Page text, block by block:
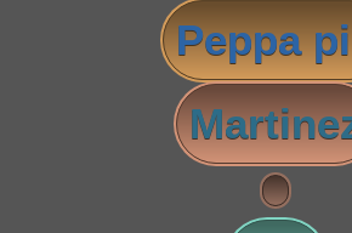
Peppa